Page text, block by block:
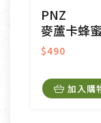
接受原片換新。
衣飾鞋類-如T
美容保養用品
內衣褲、襪子
外,依據《通訊
PNZ
麥蘆卡蜂蜜
$490
加入購